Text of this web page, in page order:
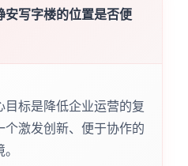
安写字楼的位置是否便
目标是降低企业运营的复
个激发创新、便于协作的